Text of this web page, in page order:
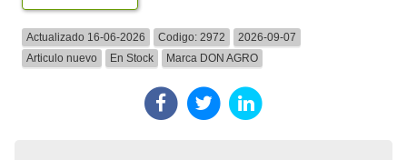
Actualizado 16-06-2026 Codigo:2972
2026-09-07
Articulo nuevo
En Stock Marca DON AGRO